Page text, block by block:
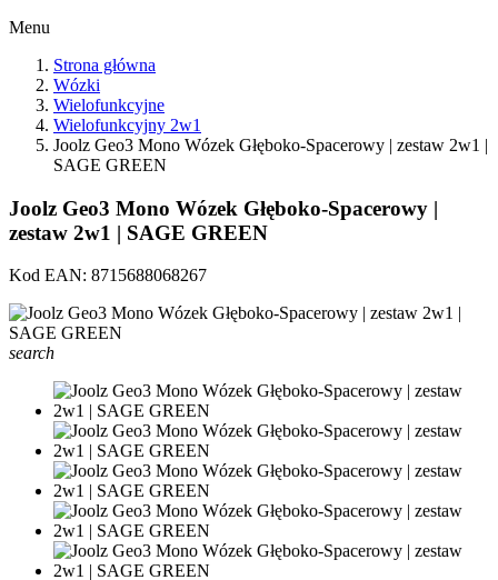
Menu
Strona główna
Wózki
Wielofunkcyjne
Wielofunkcyjny 2w1
Joolz Geo3 Mono Wózek Głęboko-Spacerowy | zestaw 2w1 |
SAGE GREEN
Joolz Geo3 Mono Wózek Głęboko-Spacerowy |
zestaw 2w1 | SAGE GREEN
Kod EAN: 8715688068267
search